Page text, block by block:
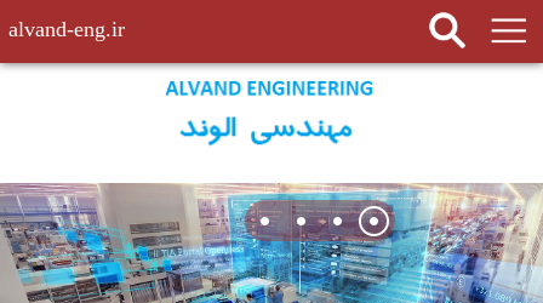
alvand-eng.ir